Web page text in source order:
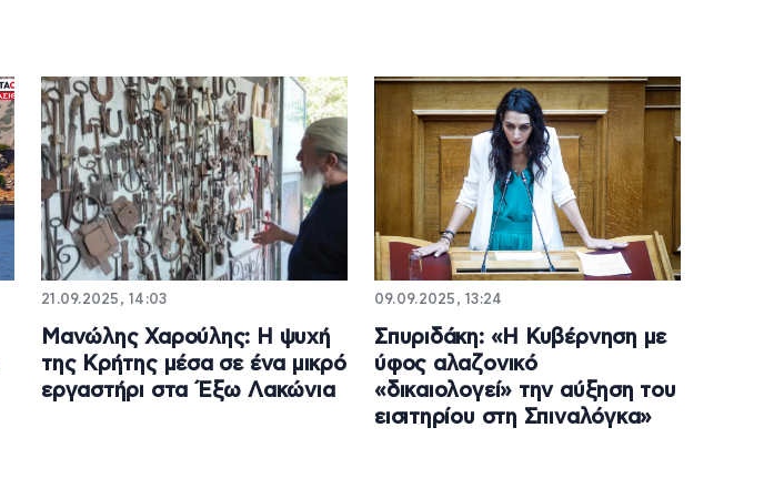
21.09.2025, 14:03
Μανώλης Χαρούλης: Η ψυχή
της Κρήτης μέσα σε ένα μικρό
εργαστήρι στα Έξω Λακώνια
09.09.2025, 13:24
Σπυριδάκη: «Η Κυβέρνηση με
ύφος αλαζονικό
«δικαιολογεί» την αύξηση του
εισιτηρίου στη Σπιναλόγκα»